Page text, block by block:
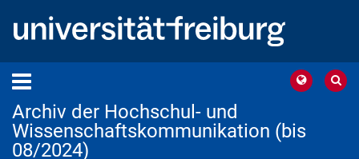
Archiv der Hochschul- und
Wissenschaftskommunikation (bis
08/2024)